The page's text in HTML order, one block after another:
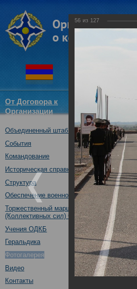
От Договора к
Организации
Структура
Объединенный штаб ОДКБ
События
Командование
Историческая справка
Структура
Обеспечение военной безопасности
Торжественный марш Войск
(Коллективных сил) ОДКБ
Учения ОДКБ
Геральдика
Фотогалерея
Видео
Контакты
56 из 127